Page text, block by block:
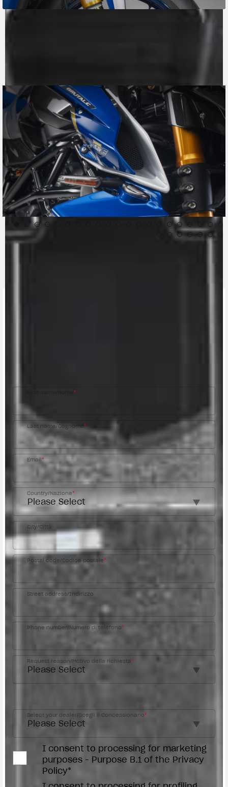
*
Last name/Cognome*
Email *
Country/Nazione*
City/Città
Postal code/Codice postale*
Street address/Indirizzo
Phone number/Numero di telefono*
Request reason/Motivo della richiesta*
Select your dealer/Scegli il Concessionario*
I consent to processing for marketing
purposes - Purpose B.1 of the Privacy
Policy*